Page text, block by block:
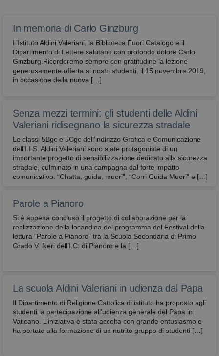
In memoria di Carlo Ginzburg
L’Istituto Aldini Valeriani, la Biblioteca Fuori Catalogo e il
Dipartimento di Lettere salutano con profondo dolore Carlo
Ginzburg.Ricorderemo sempre con gratitudine la lezione
generosamente offerta ai nostri studenti, il 15 novembre 2019,
in occasione della nuova […]
Senza mezzi termini: gli studenti delle Aldini
Valeriani ridisegnano la sicurezza stradale
Le classi 5Bgc e 5Cgc dell’indirizzo Grafica e Comunicazione
dell’I.I.S. Aldini Valeriani sono state protagoniste di un
importante progetto di sensibilizzazione dedicato alla sicurezza
stradale, culminato in una campagna dal forte impatto
comunicativo. “Chatta, guida, muori”, “Corri Guida Muori” e […]
Parole a Pianoro
Si è appena concluso il progetto di collaborazione per la
realizzazione della locandina del programma del Festival della
lettura “Parole a Pianoro” tra la Scuola Secondaria di Primo
Grado V. Neri dell’I.C: di Pianoro e la […]
La scuola Aldini Valeriani in udienza dal Papa
Il Dipartimento di Religione Cattolica di istituto ha proposto agli
studenti la partecipazione all’udienza generale del Papa in
Vaticano. L’iniziativa è stata accolta con grande entusiasmo e
ha portato alla formazione di un nutrito gruppo di studenti […]
Tecnici Performance
Sono i cookie che servono a effettuare la
navigazione o fornire un servizio richiesto
dall’utente. Non vengono utilizzati per scopi ulteriori
e sono normalmente installati direttamente dal
titolare del sito web. Senza il ricorso a tali cookie,
alcune operazioni non potrebbero essere compiute
o sarebbero più complesse e/o meno sicure, come
ad esempio le attività di home banking
(visualizzazione dell’estratto conto, bonifici,
l’identificazione dell’utente nell’ambito della
sessione, risultano indispensabili.
Nome
Provider/
Dominio
Scadenza Descrizione
CookieScriptConsent
CookieScript
ricordare le
preferenze
consenso
cookie dei
visitatori. È
necessario
il banner dei
cookie di